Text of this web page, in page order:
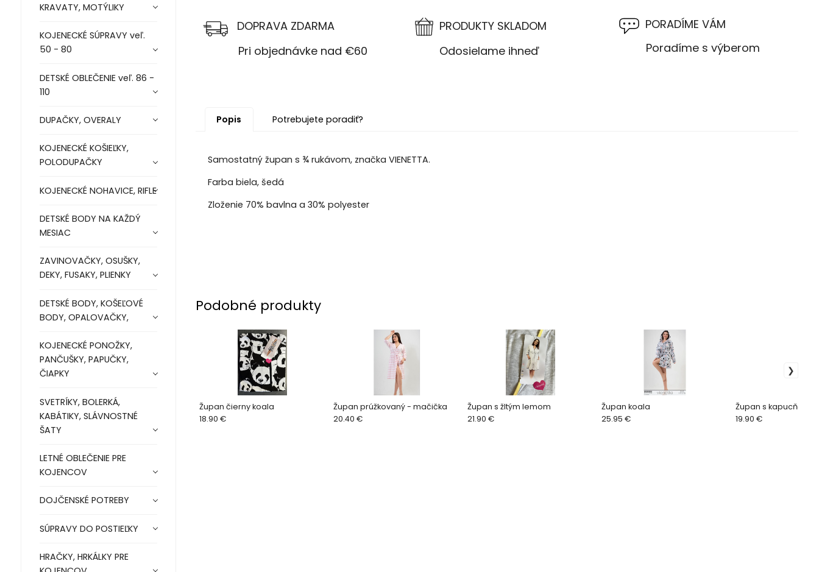
KRAVATY, MOTÝLIKY
KOJENECKÉ SÚPRAVY veľ.
50 - 80
DETSKÉ OBLEČENIE veľ. 86 -
110
DUPAČKY, OVERALY
KOJENECKÉ KOŠIEĽKY,
POLODUPAČKY
KOJENECKÉ NOHAVICE, RIFLE
DETSKÉ BODY NA KAŽDÝ
MESIAC
ZAVINOVAČKY, OSUŠKY,
DEKY, FUSAKY, PLIENKY
DETSKÉ BODY, KOŠEĽOVÉ
BODY, OPALOVAČKY,
KOJENECKÉ PONOŽKY,
PANČUŠKY, PAPUČKY,
ČIAPKY
SVETRÍKY, BOLERKÁ,
KABÁTIKY, SLÁVNOSTNÉ
ŠATY
LETNÉ OBLEČENIE PRE
KOJENCOV
DOJČENSKÉ POTREBY
SÚPRAVY DO POSTIEĽKY
HRAČKY, HRKÁLKY PRE
DOPRAVA ZDARMA
Pri objednávke nad €60
PRODUKTY SKLADOM
Odosielame ihneď
PORADÍME VÁM
Poradíme s výberom
Popis Potrebujete poradiť?
Samostatný župan s ¾ rukávom, značka VIENETTA.
Farba biela, šedá
Zloženie 70% bavlna a 30% polyester
Podobné produkty
Župan čierny koala
18.90 €
Župan prúžkovaný - mačička
20.40 €
Župan s žltým lemom
21.90 €
Župan koala
25.95 €
Župan s kapucňou -
19.90 €